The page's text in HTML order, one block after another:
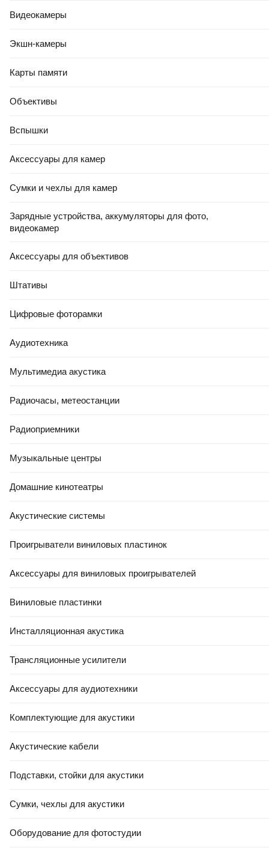
Видеокамеры
Экшн-камеры
Карты памяти
Объективы
Вспышки
Аксессуары для камер
Сумки и чехлы для камер
Зарядные устройства, аккумуляторы для фото,
видеокамер
Аксессуары для объективов
Штативы
Цифровые фоторамки
Аудиотехника
Мультимедиа акустика
Радиочасы, метеостанции
Радиоприемники
Музыкальные центры
Домашние кинотеатры
Акустические системы
Проигрыватели виниловых пластинок
Аксессуары для виниловых проигрывателей
Виниловые пластинки
Инсталляционная акустика
Трансляционные усилители
Аксессуары для аудиотехники
Комплектующие для акустики
Акустические кабели
Подставки, стойки для акустики
Сумки, чехлы для акустики
Оборудование для фотостудии